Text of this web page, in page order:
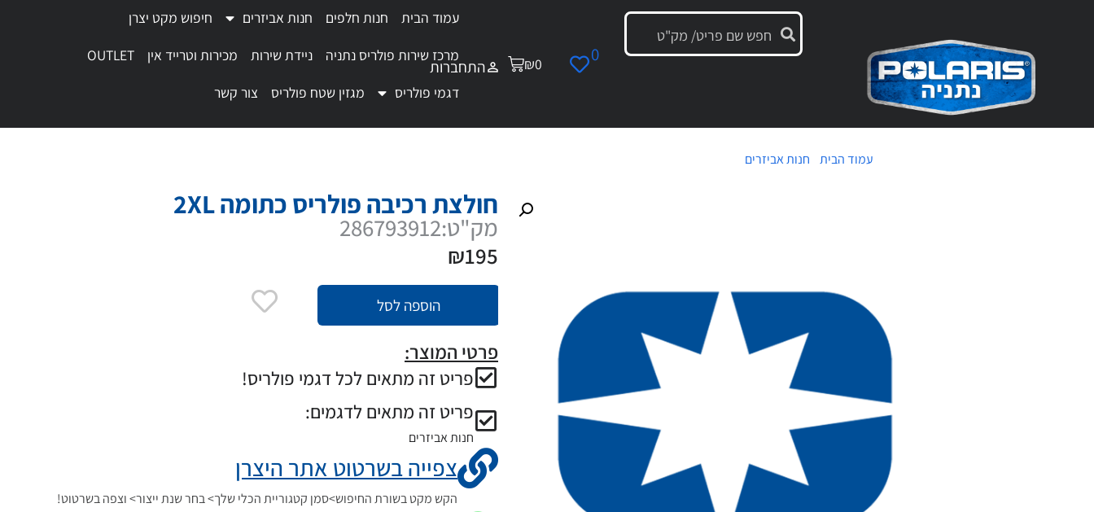
0
₪0 התחברות
עמוד הבית חנות חלפים חנות אביזרים
חיפוש מקט יצרן
מרכז שירות פולריס נתניה
ניידת שירות מכירות וטרייד אין
OUTLET
דגמי פולריס
מגזין שטח פולריס צור קשר
חולצת רכיבה פולריס כתומה 2XL
מק"ט:286793912
₪195
הוספה לסל
פרטי המוצר:
פריט זה מתאים לכל דגמי פולריס!
פריט זה מתאים לדגמים:
חנות אביזרים
צפייה בשרטוט אתר היצרן
הקש מקט בשורת החיפוש>סמן קטגוריית הכלי שלך> בחר שנת ייצור> וצפה בשרטוט!
עמוד הבית/ חנות אביזרים